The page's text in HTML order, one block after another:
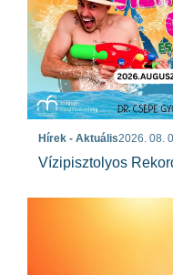
Hírek - Aktuális2026. 08.
Vízipisztolyos